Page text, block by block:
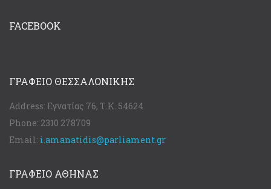
FACEBOOK
ΓΡΑΦΕΊΟ ΘΕΣΣΑΛΟΝΊΚΗΣ
Address: Εγνατίας 76, Τ.Κ. 54624
Phone: 2310 278709
Email: i.amanatidis@parliament.gr
ΓΡΑΦΕΊΟ ΑΘΉΝΑΣ